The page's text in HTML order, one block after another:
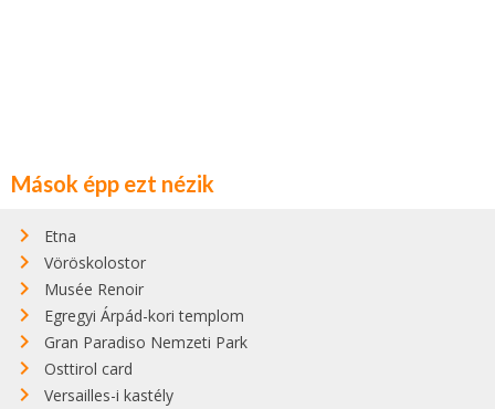
Mások épp ezt nézik
Etna
Vöröskolostor
Musée Renoir
Egregyi Árpád-kori templom
Gran Paradiso Nemzeti Park
Osttirol card
Versailles-i kastély